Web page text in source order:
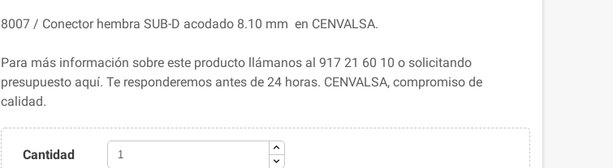
8007 / Conector hembra SUB-D acodado 8.10 mm en CENVALSA.
Para más información sobre este producto llámanos al 917 21 60 10 o solicitando
presupuesto aquí. Te responderemos antes de 24 horas. CENVALSA, compromiso de
calidad.
Cantidad